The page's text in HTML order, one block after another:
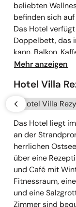
beliebten
befinden sich
Das Hotel
Doppelbett, das
kann, Balkon,
Badezimmer mit
Wellnessbereich
mit
Salzgrotte.
Gesicht und
hauseigenen
bieten
Mehr anzeigen
Hotel Villa
Galerie
vorherige
Das Hotel liegt
an der
herrlichen
über eine
und Café mit
Fitnessraum,
und eine
Zimmer sind